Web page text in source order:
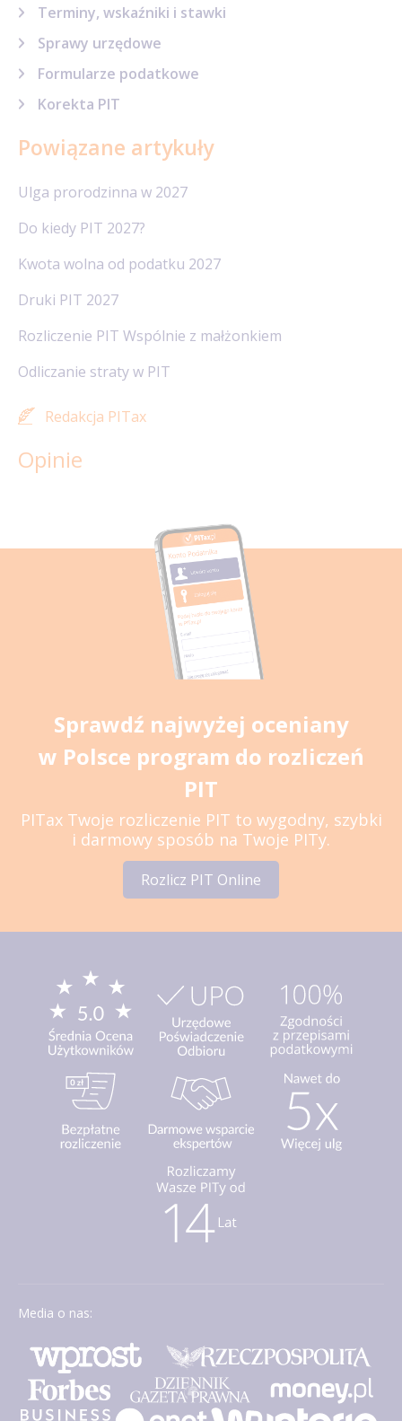
Terminy, wskaźniki i stawki
Sprawy urzędowe
Formularze podatkowe
Korekta PIT
Powiązane artykuły
Ulga prorodzinna w 2027
Do kiedy PIT 2027?
Kwota wolna od podatku 2027
Druki PIT 2027
Rozliczenie PIT Wspólnie z małżonkiem
Odliczanie straty w PIT
Redakcja PITax
Opinie
Sprawdź najwyżej oceniany
w Polsce program do rozliczeń
PIT
PITax Twoje rozliczenie PIT to wygodny, szybki
i darmowy sposób na Twoje PITy.
Rozlicz PIT Online
Media o nas: